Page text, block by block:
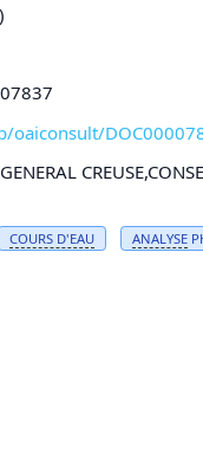
oaiconsult/
COURS D'EAU ANALYSE